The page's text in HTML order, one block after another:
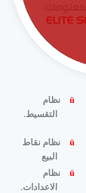
ü
نظام
التقسيط.
ü
نظام نقاط
البيع
ü
نظام
الاعدادات.